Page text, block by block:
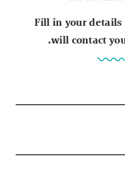
Fill in your details
will contact